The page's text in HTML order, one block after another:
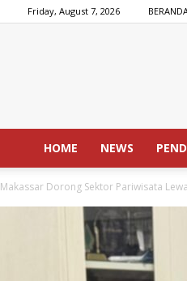
Friday, August 7, 2026
HOME NEWS
Makassar Dorong Sektor Pariwisata